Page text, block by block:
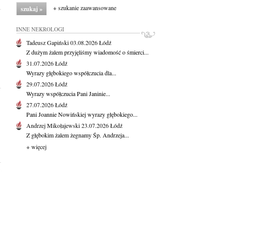
+ szukanie zaawansowane
INNE NEKROLOGI
Tadeusz Gapiński03.08.2026Łódź
Z dużym żalem przyjęliśmy wiadomość o śmierci...
31.07.2026Łódź
Wyrazy głębokiego współczucia dla...
29.07.2026Łódź
Wyrazy współczucia Pani Janinie...
27.07.2026Łódź
Pani Joannie Nowińskiej wyrazy głębokiego...
Andrzej Mikołajewski23.07.2026Łódź
Z głębokim żalem żegnamy Śp. Andrzeja...
+ więcej